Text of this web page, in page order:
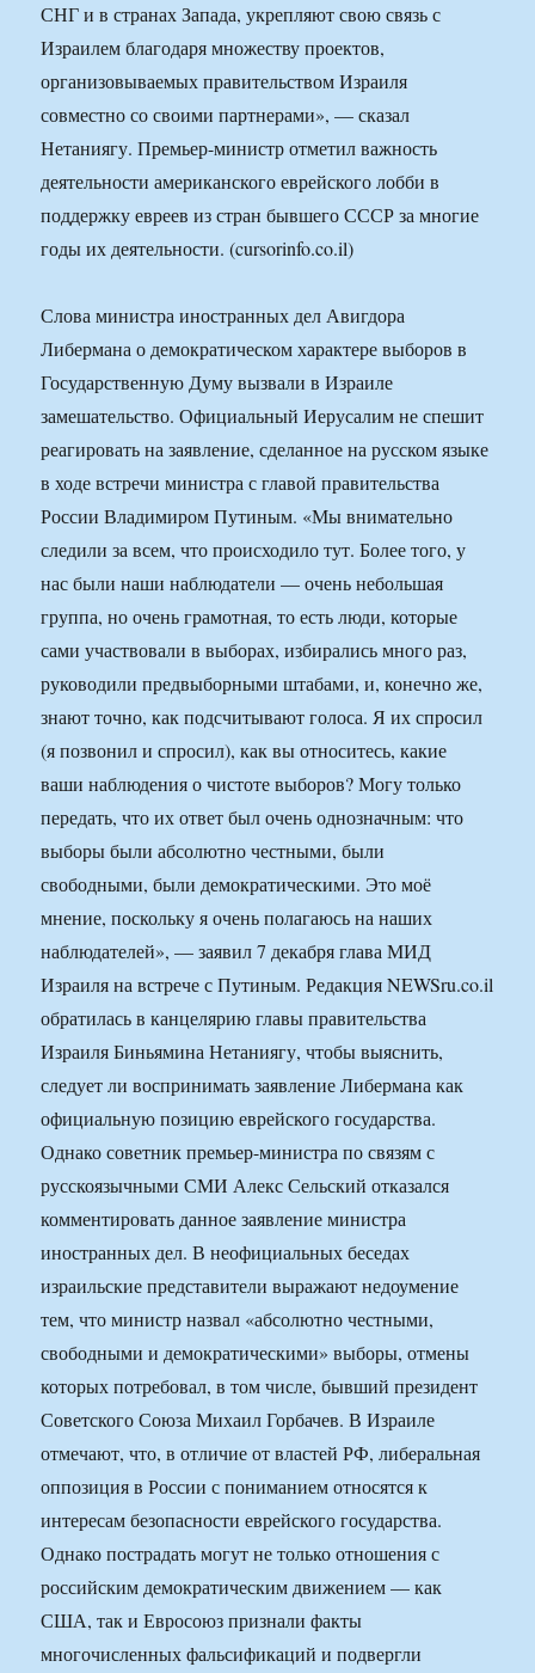
СНГ и в странах Запада, укрепляют свою связь с
Израилем благодаря множеству проектов,
организовываемых правительством Израиля
совместно со своими партнерами», — сказал
Нетаниягу. Премьер-министр отметил важность
деятельности американского еврейского лобби в
поддержку евреев из стран бывшего СССР за многие
годы их деятельности. (cursorinfo.co.il)
Слова министра иностранных дел Авигдора
Либермана о демократическом характере выборов в
Государственную Думу вызвали в Израиле
замешательство. Официальный Иерусалим не спешит
реагировать на заявление, сделанное на русском языке
в ходе встречи министра с главой правительства
России Владимиром Путиным. «Мы внимательно
следили за всем, что происходило тут. Более того, у
нас были наши наблюдатели — очень небольшая
группа, но очень грамотная, то есть люди, которые
сами участвовали в выборах, избирались много раз,
руководили предвыборными штабами, и, конечно же,
знают точно, как подсчитывают голоса. Я их спросил
(я позвонил и спросил), как вы относитесь, какие
ваши наблюдения о чистоте выборов? Могу только
передать, что их ответ был очень однозначным: что
выборы были абсолютно честными, были
свободными, были демократическими. Это моё
мнение, поскольку я очень полагаюсь на наших
наблюдателей», — заявил 7 декабря глава МИД
Израиля на встрече с Путиным. Редакция NEWSru.co.il
обратилась в канцелярию главы правительства
Израиля Биньямина Нетаниягу, чтобы выяснить,
следует ли воспринимать заявление Либермана как
официальную позицию еврейского государства.
Однако советник премьер-министра по связям с
русскоязычными СМИ Алекс Сельский отказался
комментировать данное заявление министра
иностранных дел. В неофициальных беседах
израильские представители выражают недоумение
тем, что министр назвал «абсолютно честными,
свободными и демократическими» выборы, отмены
которых потребовал, в том числе, бывший президент
Советского Союза Михаил Горбачев. В Израиле
отмечают, что, в отличие от властей РФ, либеральная
оппозиция в России с пониманием относятся к
интересам безопасности еврейского государства.
Однако пострадать могут не только отношения с
российским демократическим движением — как
США, так и Евросоюз признали факты
многочисленных фальсификаций и подвергли